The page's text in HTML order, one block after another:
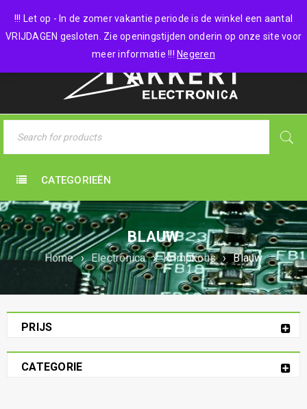
!!! Let op - In de zomer vakantie periode is de winkel een aantal
VRIJDAGEN gesloten. Zie openingstijden onderin op onze site voor
meer informatie !!! Negeren
0 items - €0,00
CATEGORIEËN
BLAUW
Home › Electronica › Krimpkous › Blauw
PRIJS
CATEGORIE